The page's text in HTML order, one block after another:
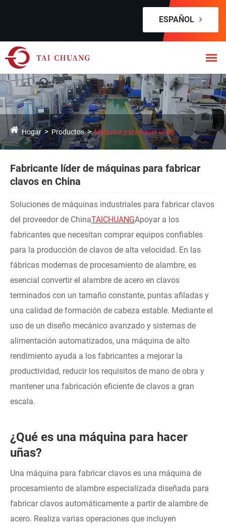
ESPAÑOL
Hogar Productos Máquina para hacer uñas
Fabricante líder de máquinas para fabricar
clavos en China
Soluciones de máquinas industriales para fabricar clavos
del proveedor de ChinaTAICHUANGApoyar a los
fabricantes que necesitan comprar equipos confiables
para la producción de clavos de alta velocidad. En las
fábricas modernas de procesamiento de alambre, es
esencial convertir el alambre de acero en clavos
terminados con un tamaño constante, puntas afiladas y
una calidad de formación de cabeza estable. Mediante el
uso de un diseño mecánico avanzado y sistemas de
alimentación automatizados, una máquina de alto
rendimiento ayuda a los fabricantes a mejorar la
productividad, reducir los requisitos de mano de obra y
mantener una fabricación eficiente de clavos a gran
escala.
¿Qué es una máquina para hacer
uñas?
Una máquina para fabricar clavos es una máquina de
procesamiento de alambre especializada diseñada para
fabricar clavos automáticamente a partir de alambre de
acero. Realiza varias operaciones que incluyen